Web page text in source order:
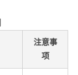
注意事
项